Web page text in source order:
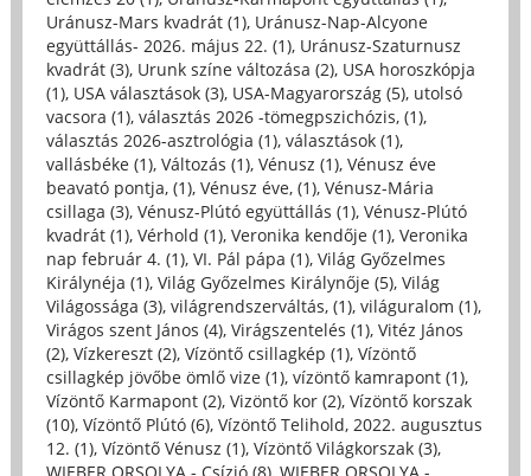
Uránusz-Mars kvadrát (1), Uránusz-Nap-Alcyone
együttállás- 2026. május 22. (1), Uránusz-Szaturnusz
kvadrát (3), Urunk színe változása (2), USA horoszkópja
(1), USA választások (3), USA-Magyarország (5), utolsó
vacsora (1), választás 2026 -tömegpszichózis, (1),
választás 2026-asztrológia (1), választások (1),
vallásbéke (1), Változás (1), Vénusz (1), Vénusz éve
beavató pontja, (1), Vénusz éve, (1), Vénusz-Mária
csillaga (3), Vénusz-Plútó együttállás (1), Vénusz-Plútó
kvadrát (1), Vérhold (1), Veronika kendője (1), Veronika
nap február 4. (1), VI. Pál pápa (1), Világ Győzelmes
Királynéja (1), Világ Győzelmes Királynője (5), Világ
Világossága (3), világrendszerváltás, (1), világuralom (1),
Virágos szent János (4), Virágszentelés (1), Vitéz János
(2), Vízkereszt (2), Vízöntő csillagkép (1), Vízöntő
csillagkép jövőbe ömlő vize (1), vízöntő kamrapont (1),
Vízöntő Karmapont (2), Vizöntő kor (2), Vízöntő korszak
(10), Vízöntő Plútó (6), Vízöntő Telihold, 2022. augusztus
12. (1), Vízöntő Vénusz (1), Vízöntő Világkorszak (3),